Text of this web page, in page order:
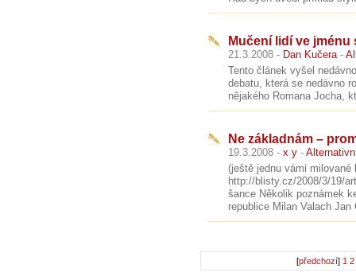
Mučení lidí ve
21.3.2008 - Dan Kučera-
Tento článek vyšel
debatu, která se nedávno
nějakého Romana Jocha,
Ne základnám –
19.3.2008 - x y -
(ještě jednu vámi milované
http://blisty.cz/2008/3/19/
šance Několik poznámek
republice Milan Valach Jan
[předchozí] 1 2